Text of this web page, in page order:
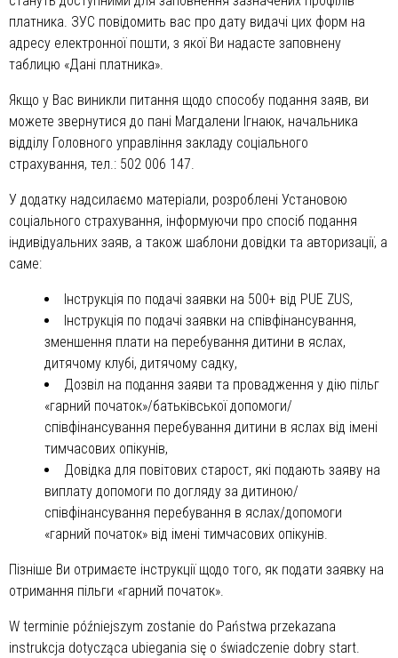
платника. ЗУС повідомить вас про дату видачі цих форм на
адресу електронної пошти, з якої Ви надасте заповнену
таблицю «Дані платника».
Якщо у Вас виникли питання щодо способу подання заяв, ви
можете звернутися до пані Магдалени Ігнаюк, начальника
відділу Головного управління закладу соціального
страхування, тел.: 502 006 147.
У додатку надсилаємо матеріали, розроблені Установою
соціального страхування, інформуючи про спосіб подання
індивідуальних заяв, а також шаблони довідки та авторизації, а
саме:
Інструкція по подачі заявки на 500+ від PUE ZUS,
Інструкція по подачі заявки на співфінансування,
зменшення плати на перебування дитини в яслах,
дитячому клубі, дитячому садку,
Дозвіл на подання заяви та провадження у дію пільг
«гарний початок»/батьківської допомоги/
співфінансування перебування дитини в яслах від імені
тимчасових опікунів,
Довідка для повітових старост, які подають заяву на
виплату допомоги по догляду за дитиною/
співфінансування перебування в яслах/допомоги
«гарний початок» від імені тимчасових опікунів.
Пізніше Ви отримаєте інструкції щодо того, як подати заявку на
отримання пільги «гарний початок».
W terminie późniejszym zostanie do Państwa przekazana
instrukcja dotycząca ubiegania się o świadczenie dobry start.